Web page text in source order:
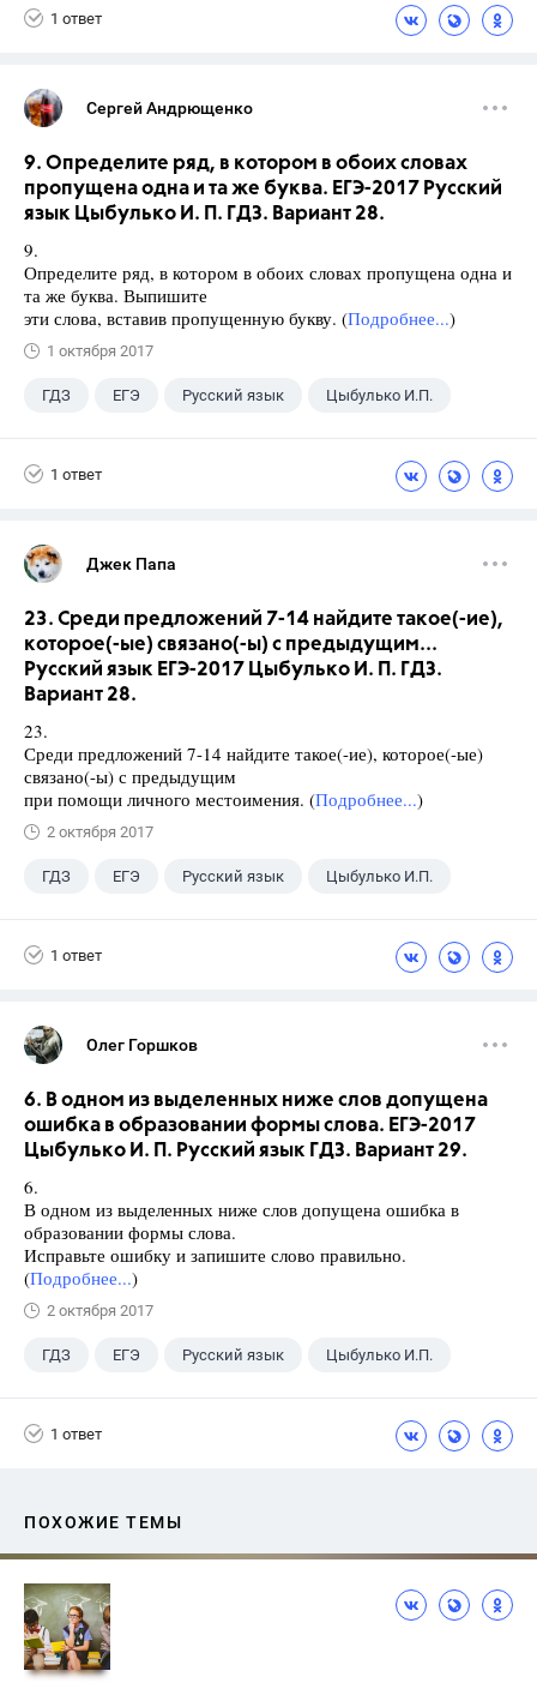
1 ответ
Сергей Андрющенко
9. Определите ряд, в котором в обоих словах
пропущена одна и та же буква. ЕГЭ-2017 Русский
язык Цыбулько И. П. ГДЗ. Вариант 28.
9.
Определите ряд, в котором в обоих словах пропущена одна и
та же буква. Выпишите
эти слова, вставив пропущенную букву. (Подробнее...)
1 октября 2017
ГДЗ ЕГЭ Русский язык Цыбулько И.П.
1 ответ
Джек Папа
23. Среди предложений 7-14 найдите такое(-ие),
которое(-ые) связано(-ы) с предыдущим...
Русский язык ЕГЭ-2017 Цыбулько И. П. ГДЗ.
Вариант 28.
23.
Среди предложений 7-14 найдите такое(-ие), которое(-ые)
связано(-ы) с предыдущим
при помощи личного местоимения. (Подробнее...)
2 октября 2017
ГДЗ ЕГЭ Русский язык Цыбулько И.П.
1 ответ
Олег Горшков
6. В одном из выделенных ниже слов допущена
ошибка в образовании формы слова. ЕГЭ-2017
Цыбулько И. П. Русский язык ГДЗ. Вариант 29.
6.
В одном из выделенных ниже слов допущена ошибка в
образовании формы слова.
Исправьте ошибку и запишите слово правильно.
(Подробнее...)
2 октября 2017
ГДЗ ЕГЭ Русский язык Цыбулько И.П.
1 ответ
ПОХОЖИЕ ТЕМЫ